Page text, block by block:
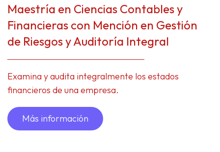
Maestría en Ciencias Contables y
Financieras con Mención en Gestión
de Riesgos y Auditoría Integral
Examina y audita integralmente los estados
financieros de una empresa.
Más información